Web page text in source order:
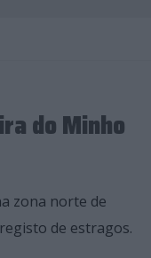
do Minho
zona norte de
de estragos.